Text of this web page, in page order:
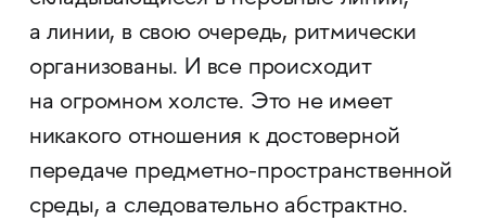
а линии, в свою очередь, ритмически
организованы. И все происходит
на огромном холсте. Это не имеет
никакого отношения к достоверной
передаче предметно-пространственной
среды, а следовательно абстрактно.